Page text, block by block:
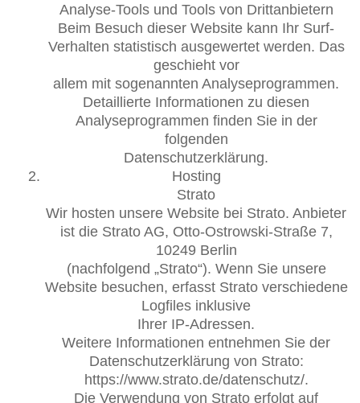
Analyse-Tools und Tools von Drittanbietern
Beim Besuch dieser Website kann Ihr Surf-
Verhalten statistisch ausgewertet werden. Das
geschieht vor
allem mit sogenannten Analyseprogrammen.
Detaillierte Informationen zu diesen
Analyseprogrammen finden Sie in der
folgenden
Datenschutzerklärung.
Hosting
Strato
Wir hosten unsere Website bei Strato. Anbieter
ist die Strato AG, Otto-Ostrowski-Straße 7,
10249 Berlin
(nachfolgend „Strato“). Wenn Sie unsere
Website besuchen, erfasst Strato verschiedene
Logfiles inklusive
Ihrer IP-Adressen.
Weitere Informationen entnehmen Sie der
Datenschutzerklärung von Strato:
https://www.strato.de/datenschutz/.
Die Verwendung von Strato erfolgt auf